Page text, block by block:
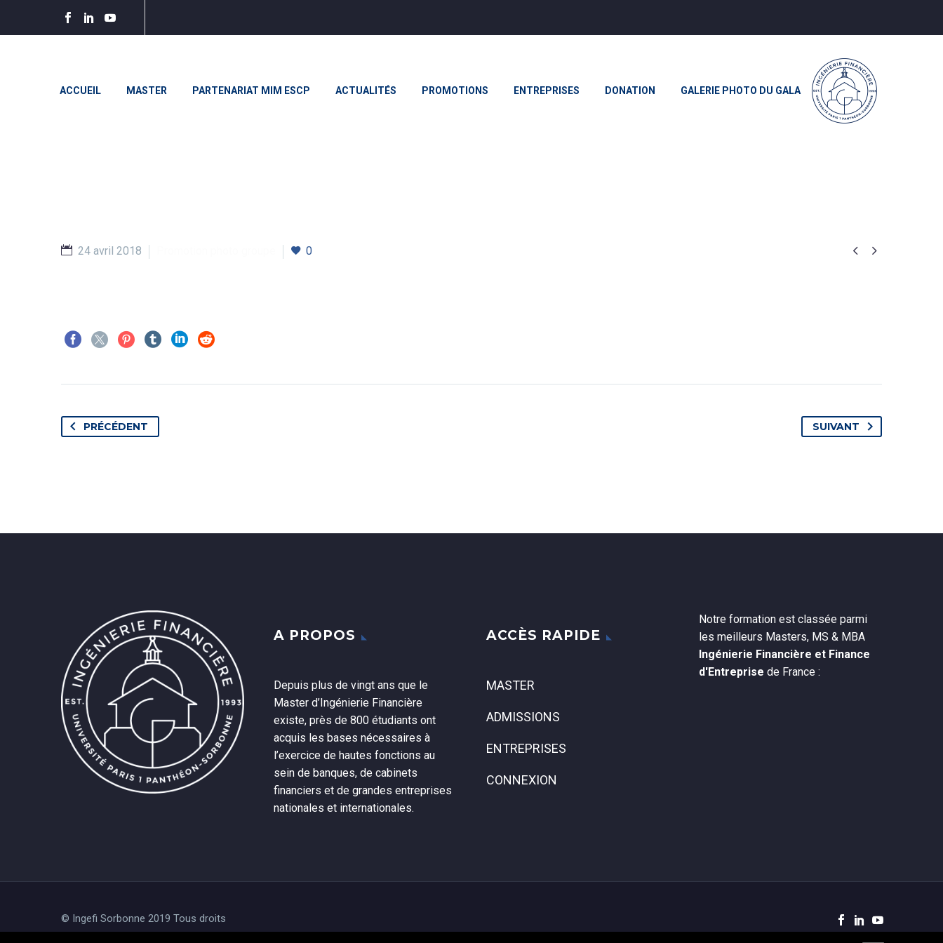
ACCUEIL MASTER PARTENARIAT MIM ESCP ACTUALITÉS PROMOTIONS ENTREPRISES DONATION GALERIE PHOTO DU GALA
 
24 avril 2018 0
PRÉCÉDENT SUIVANT
A PROPOS
Depuis plus de vingt ans que le
Master d’Ingénierie Financière
existe, près de 800 étudiants ont
acquis les bases nécessaires à
l’exercice de hautes fonctions au
sein de banques, de cabinets
financiers et de grandes entreprises
nationales et internationales.
ACCÈS RAPIDE
MASTER
ADMISSIONS
ENTREPRISES
CONNEXION
Notre formation est classée parmi
les meilleurs Masters, MS & MBA
Ingénierie Financière et Finance
d'Entreprise de France :
© Ingefi Sorbonne 2019 Tous droits